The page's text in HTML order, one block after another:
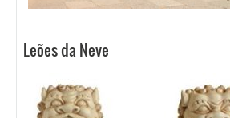
Leões da Neve